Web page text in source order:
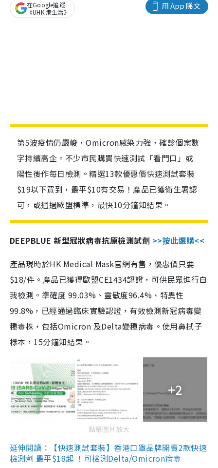
用 App 睇文
在Google追蹤
《UHK 港生活》
第5波疫情仍嚴峻，Omicron感染力強，確診個案數
字持續高企。不少市民購買快速測試「看門口」或
陽性後作每日檢測。精選13款優惠價快速測試套裝
$19以下買到，最平$10有交易！產品已獲衛生署認
可，或通過歐盟標準，最快10分鐘知結果。
DEEPBLUE 新型冠狀病毒抗原檢測試劑 >>按此選購<<
產品現時於HK Medical Mask官網有售，優惠價只要
$18/件。產品已獲得歐盟CE1434認證，可供民眾進行自
我檢測。準確度 99.03%、靈敏度96.4%、特異性
99.8%，已經通過臨床實驗認證，有效檢測新冠病毒變
種毒株，包括Omicron 及Delta變種病毒。使用鼻拭子
樣本，15分鐘知結果。
+2
點擊圖片放大
延伸閱讀：【快速測試套裝】香港口罩品牌開賣2款快速
檢測劑 最平$18起 ！可檢測Delta/Omicron病毒